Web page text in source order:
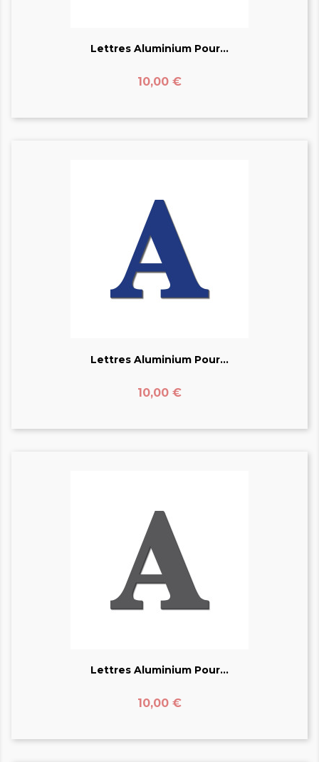
Lettres Aluminium Pour...
Prix
10,00 €
Lettres Aluminium Pour...
Prix
10,00 €
Lettres Aluminium Pour...
Prix
10,00 €